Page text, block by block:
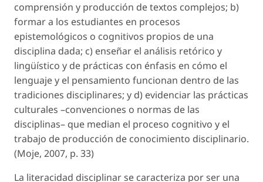
comprensión y producción de textos complejos; b)
formar a los estudiantes en procesos
epistemológicos o cognitivos propios de una
disciplina dada; c) enseñar el análisis retórico y
lingüístico y de prácticas con énfasis en cómo el
lenguaje y el pensamiento funcionan dentro de las
tradiciones disciplinares; y d) evidenciar las prácticas
culturales –convenciones o normas de las
disciplinas– que median el proceso cognitivo y el
trabajo de producción de conocimiento disciplinario.
(Moje, 2007, p. 33)
La literacidad disciplinar se caracteriza por ser una